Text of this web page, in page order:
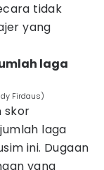
tidak
yang
laga
Firdaus)
skor
laga
ini. Dugaan
yang